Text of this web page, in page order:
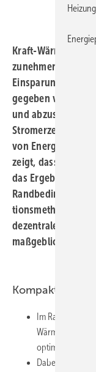
Kraft-Wärme-
zunehmend als
Einsparung
gegeben
und
Stromerzeugung
von
zeigt, dass eine
das Ergebnis
tionsmethode für
dezentralen KWK
maßgebliche
Kompakt
Im Rahmen
Wärme- und
optimierendes
Dabei wurde